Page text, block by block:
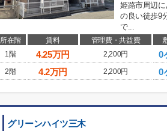
姫路市周辺
の良い徒歩9
で...
所在階 賃料 管理費・共益費
1階
4.25万円 2,200円 0
2階
4.2万円 2,200円 0
グリーンハイツ三木